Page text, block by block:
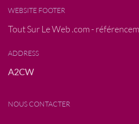
WEBSITE FOOTER
Tout Sur Le Web .com -
ADDRESS
A2CW
NOUS CONTACTER